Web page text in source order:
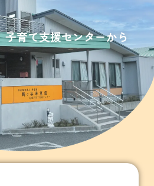
育て支援センターから